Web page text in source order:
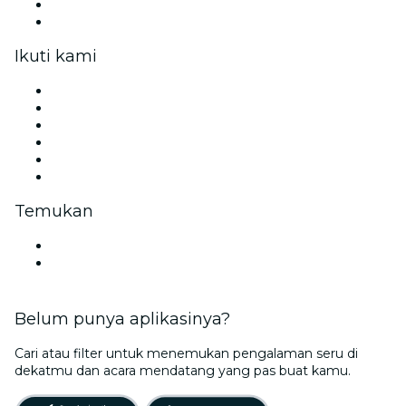
Ikuti kami
Temukan
Belum punya aplikasinya?
Cari atau filter untuk menemukan pengalaman seru di
dekatmu dan acara mendatang yang pas buat kamu.